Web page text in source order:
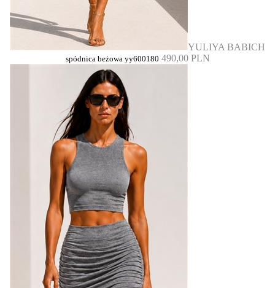
YULIYA BABICH
spódnica beżowa yy600180 490,00 PLN